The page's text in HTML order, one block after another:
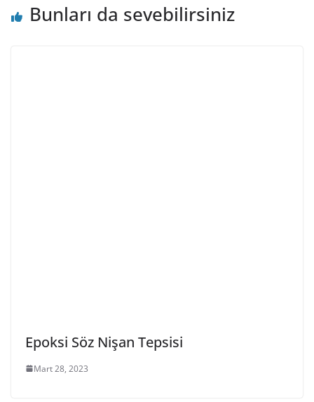
Bunları da sevebilirsiniz
Epoksi Söz Nişan Tepsisi
Mart 28, 2023